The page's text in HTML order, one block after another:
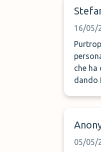
16/05/
che ha
dando
è
05/05/